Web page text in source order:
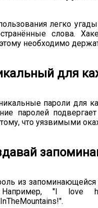
легко
слова.
необходимо
для
пароли для
паролей
что уязвимыми
из
Например, "I love